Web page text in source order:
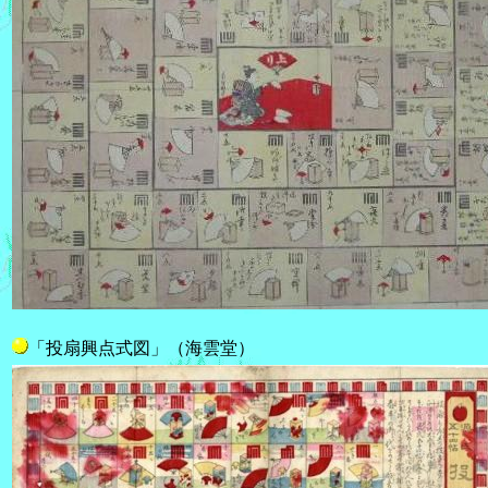
「投扇興点式図」（海雲堂）